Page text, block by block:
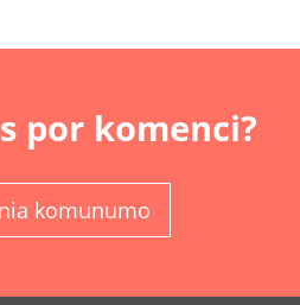
por komenci?
komunumo